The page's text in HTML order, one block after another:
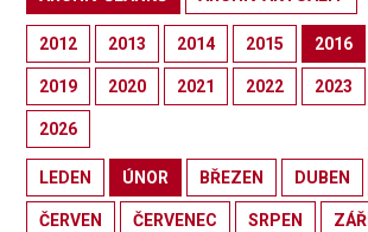
2012 2013 2014 2015 2016
2019 2020 2021 2022 2023
2026
LEDEN ÚNOR BŘEZEN DUBEN
ČERVEN ČERVENEC SRPEN ZÁŘÍ